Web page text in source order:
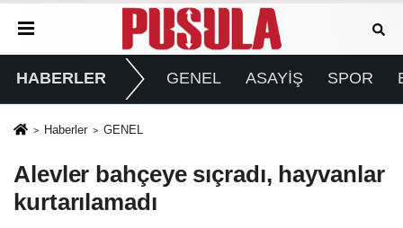
HABERLER GENEL ASAYİŞ SPOR
Haberler GENEL
Alevler bahçeye sıçradı, hayvanlar
kurtarılamadı